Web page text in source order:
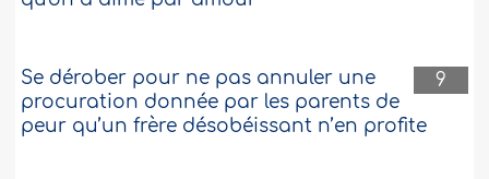
9
Se dérober pour ne pas annuler une
procuration donnée par les parents de
peur qu’un frère désobéissant n’en profite